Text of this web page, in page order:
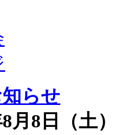
らせ
月8日（土